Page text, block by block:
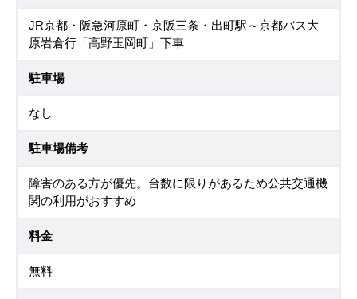
JR京都・阪急河原町・京阪三条・出町駅～京都バス大
原岩倉行「高野玉岡町」下車
駐車場
なし
駐車場備考
障害のある方が優先。台数に限りがあるため公共交通機
関の利用がおすすめ
料金
無料